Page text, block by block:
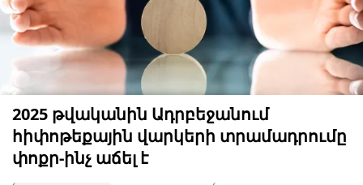
2025 թվականին Ադրբեջանում
հիփոթեքային վարկերի տրամադրումը
փոքր-ինչ աճել է